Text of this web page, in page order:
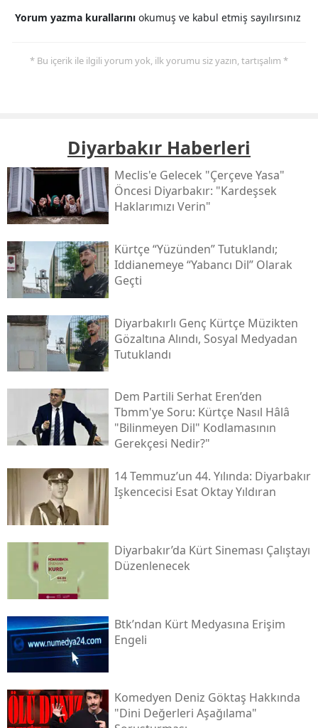
Yorum yazma kurallarını okumuş ve kabul etmiş sayılırsınız
* Bu içerik ile ilgili yorum yok, ilk yorumu siz yazın, tartışalım *
Diyarbakır Haberleri
Meclis'e Gelecek "çerçeve Yasa"
Öncesi Diyarbakır: "kardeşsek
Haklarımızı Verin"
Kürtçe “yüzünden” Tutuklandı;
Iddianemeye “yabancı Dil” Olarak
Geçti
Diyarbakırlı Genç Kürtçe Müzikten
Gözaltına Alındı, Sosyal Medyadan
Tutuklandı
Dem Partili Serhat Eren’den
Tbmm'ye Soru: Kürtçe Nasıl Hâlâ
"bilinmeyen Dil" Kodlamasının
Gerekçesi Nedir?"
14 Temmuz’un 44. Yılında: Diyarbakır
Işkencecisi Esat Oktay Yıldıran
Diyarbakır’da Kürt Sineması Çalıştayı
Düzenlenecek
Btk’ndan Kürt Medyasına Erişim
Engeli
Komedyen Deniz Göktaş Hakkında
"dini Değerleri Aşağılama"